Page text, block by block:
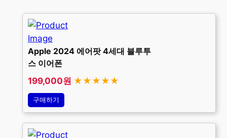
Apple 2024 에어팟 4세대 블루투
스 이어폰
199,000원 ★★★★★
구매하기